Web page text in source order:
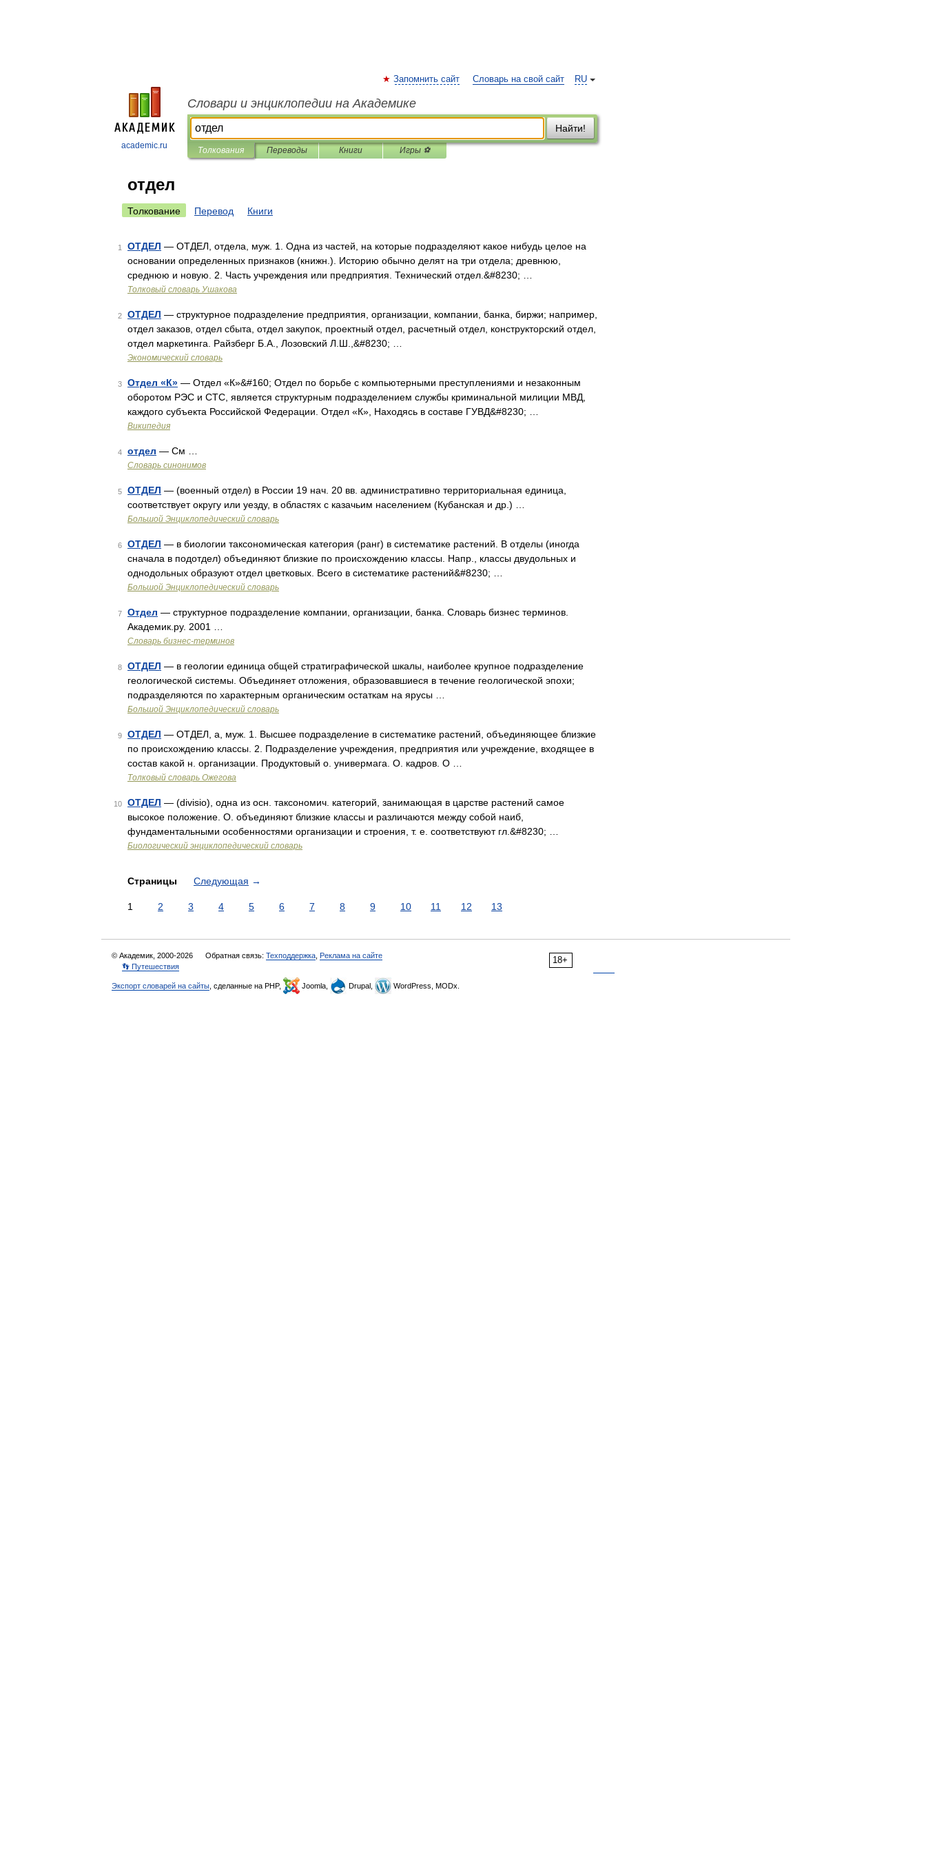
academic.ru
RU
Запомнить сайт Словарь на свой сайт
Словари и энциклопедии на Академике
Найти!
Толкования Переводы Книги Игры ⚽
отдел
Толкование Перевод Книги
1 ОТДЕЛ — ОТДЕЛ, отдела, муж. 1. Одна из частей, на которые подразделяют какое нибудь целое на
основании определенных признаков (книжн.). Историю обычно делят на три отдела; древнюю,
среднюю и новую. 2. Часть учреждения или предприятия. Технический отдел.&#8230; …
Толковый словарь Ушакова
2 ОТДЕЛ — структурное подразделение предприятия, организации, компании, банка, биржи; например,
отдел заказов, отдел сбыта, отдел закупок, проектный отдел, расчетный отдел, конструкторский отдел,
отдел маркетинга. Райзберг Б.А., Лозовский Л.Ш.,&#8230; …
Экономический словарь
3 Отдел «К» — Отдел «К»&#160; Отдел по борьбе с компьютерными преступлениями и незаконным
оборотом РЭС и СТС, является структурным подразделением службы криминальной милиции МВД,
каждого субъекта Российской Федерации. Отдел «К», Находясь в составе ГУВД&#8230; …
Википедия
4 отдел — См …
Словарь синонимов
5 ОТДЕЛ — (военный отдел) в России 19 нач. 20 вв. административно территориальная единица,
соответствует округу или уезду, в областях с казачьим населением (Кубанская и др.) …
Большой Энциклопедический словарь
6 ОТДЕЛ — в биологии таксономическая категория (ранг) в систематике растений. В отделы (иногда
сначала в подотдел) объединяют близкие по происхождению классы. Напр., классы двудольных и
однодольных образуют отдел цветковых. Всего в систематике растений&#8230; …
Большой Энциклопедический словарь
7 Отдел — структурное подразделение компании, организации, банка. Словарь бизнес терминов.
Академик.ру. 2001 …
Словарь бизнес-терминов
8 ОТДЕЛ — в геологии единица общей стратиграфической шкалы, наиболее крупное подразделение
геологической системы. Объединяет отложения, образовавшиеся в течение геологической эпохи;
подразделяются по характерным органическим остаткам на ярусы …
Большой Энциклопедический словарь
9 ОТДЕЛ — ОТДЕЛ, а, муж. 1. Высшее подразделение в систематике растений, объединяющее близкие
по происхождению классы. 2. Подразделение учреждения, предприятия или учреждение, входящее в
состав какой н. организации. Продуктовый о. универмага. О. кадров. О …
Толковый словарь Ожегова
10 ОТДЕЛ — (divisio), одна из осн. таксономич. категорий, занимающая в царстве растений самое
высокое положение. О. объединяют близкие классы и различаются между собой наиб,
фундаментальными особенностями организации и строения, т. е. соответствуют гл.&#8230; …
Биологический энциклопедический словарь
Страницы Следующая →
1 2 3 4 5 6 7 8 9 10 11 12 13
18+
© Академик, 2000-2026 Обратная связь: Техподдержка Реклама на сайте
👣 Путешествия
Экспорт словарей на сайты , сделанные на PHP, Joomla, Drupal, WordPress, MODx.